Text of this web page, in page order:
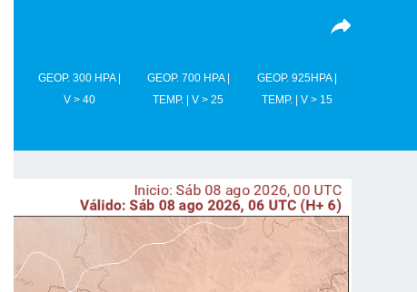
GEOP. 300 HPA |
V > 40
GEOP. 700 HPA |
TEMP. | V > 25
GEOP. 925HPA |
TEMP. | V > 15